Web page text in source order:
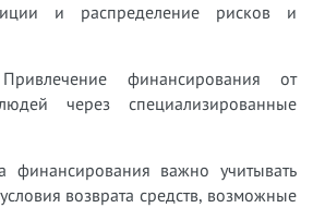
и распределение рисков и
финансирования от
через специализированные
важно учитывать
возврата средств, возможные